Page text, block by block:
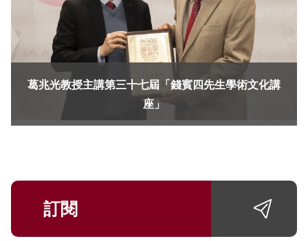
葛兆光教授主講第三十七屆「錢賓四先生學術文化講
座」
訂閱